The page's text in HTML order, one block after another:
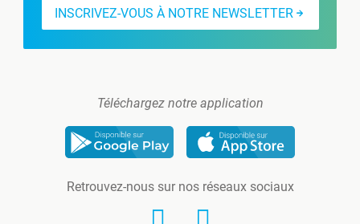
INSCRIVEZ-VOUS À NOTRE NEWSLETTER
Téléchargez notre application
Retrouvez-nous sur nos réseaux sociaux